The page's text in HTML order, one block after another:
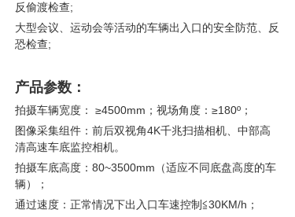
反偷渡检查;
大型会议、运动会等活动的车辆出入口的安全防范、反
恐检查;
产品参数：
拍摄车辆宽度： ≥4500mm；视场角度：≥180º；
图像采集组件：前后双视角4K千兆扫描相机、中部高
清高速车底监控相机。
拍摄车底高度：80~3500mm（适应不同底盘高度的车
辆）；
通过速度：正常情况下出入口车速控制≦30KM/h；